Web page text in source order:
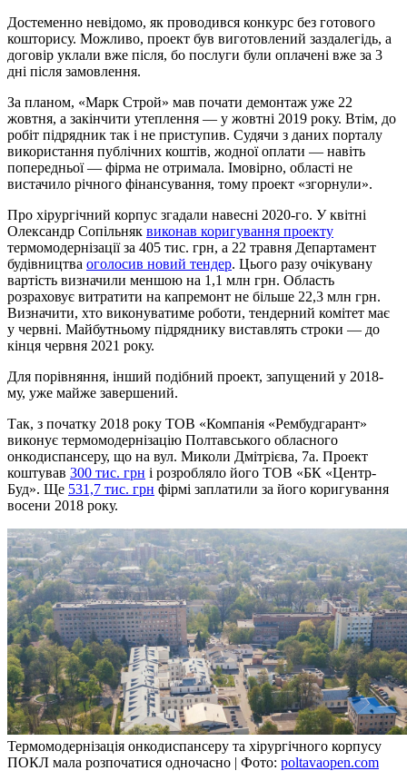
Достеменно невідомо, як проводився конкурс без готового
кошторису. Можливо, проект був виготовлений заздалегідь, а
договір уклали вже після, бо послуги були оплачені вже за 3
дні після замовлення.
За планом, «Марк Строй» мав почати демонтаж уже 22
жовтня, а закінчити утеплення — у жовтні 2019 року. Втім, до
робіт підрядник так і не приступив. Судячи з даних порталу
використання публічних коштів, жодної оплати — навіть
попередньої — фірма не отримала. Імовірно, області не
вистачило річного фінансування, тому проект «згорнули».
Про хірургічний корпус згадали навесні 2020-го. У квітні
Олександр Сопільняк виконав коригування проекту
термомодернізації за 405 тис. грн, а 22 травня Департамент
будівництва оголосив новий тендер. Цього разу очікувану
вартість визначили меншою на 1,1 млн грн. Область
розраховує витратити на капремонт не більше 22,3 млн грн.
Визначити, хто виконуватиме роботи, тендерний комітет має
у червні. Майбутньому підряднику виставлять строки — до
кінця червня 2021 року.
Для порівняння, інший подібний проект, запущений у 2018-
му, уже майже завершений.
Так, з початку 2018 року ТОВ «Компанія «Рембудгарант»
виконує термомодернізацію Полтавського обласного
онкодиспансеру, що на вул. Миколи Дмітрієва, 7а. Проект
коштував 300 тис. грн і розробляло його ТОВ «БК «Центр-
Буд». Ще 531,7 тис. грн фірмі заплатили за його коригування
восени 2018 року.
Термомодернізація онкодиспансеру та хірургічного корпусу
ПОКЛ мала розпочатися одночасно | Фото: poltavaopen.com